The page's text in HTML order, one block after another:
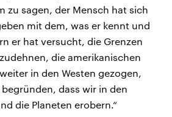
zu sagen, der Mensch hat sich
mit dem, was er kennt und
er hat versucht, die Grenzen
die amerikanischen
in den Westen gezogen,
dass wir in den
die Planeten erobern.“